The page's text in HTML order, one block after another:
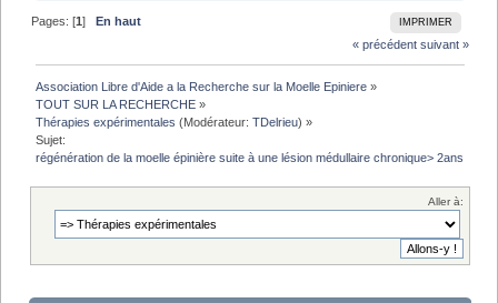
IMPRIMER
Pages: [1]En haut
« précédent suivant »
Association Libre d'Aide a la Recherche sur la Moelle Epiniere »
TOUT SUR LA RECHERCHE »
Thérapies expérimentales (Modérateur:TDelrieu) »
Sujet:
régénération de la moelle épinière suite à une lésion médullaire chronique> 2ans
Aller à: